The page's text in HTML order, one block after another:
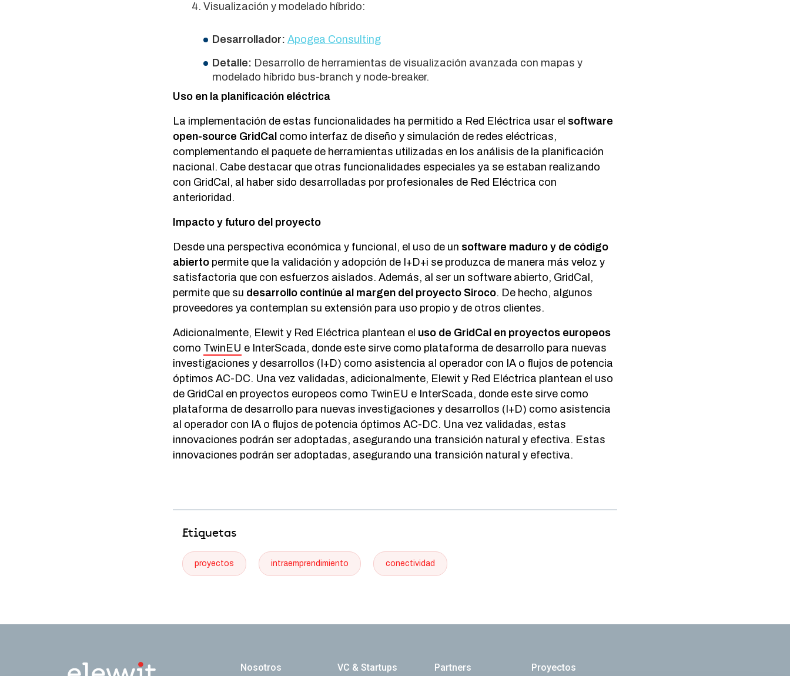
Visualización y modelado híbrido:
Desarrollador: Apogea Consulting
Detalle: Desarrollo de herramientas de visualización avanzada con mapas y
modelado híbrido bus-branch y node-breaker.
Uso en la planificación eléctrica
La implementación de estas funcionalidades ha permitido a Red Eléctrica usar el software
open-source GridCal como interfaz de diseño y simulación de redes eléctricas,
complementando el paquete de herramientas utilizadas en los análisis de la planificación
nacional. Cabe destacar que otras funcionalidades especiales ya se estaban realizando
con GridCal, al haber sido desarrolladas por profesionales de Red Eléctrica con
anterioridad.
Impacto y futuro del proyecto
Desde una perspectiva económica y funcional, el uso de un software maduro y de código
abierto permite que la validación y adopción de I+D+i se produzca de manera más veloz y
satisfactoria que con esfuerzos aislados. Además, al ser un software abierto, GridCal,
permite que su desarrollo continúe al margen del proyecto Siroco. De hecho, algunos
proveedores ya contemplan su extensión para uso propio y de otros clientes.
Adicionalmente, Elewit y Red Eléctrica plantean el uso de GridCal en proyectos europeos
como TwinEU e InterScada, donde este sirve como plataforma de desarrollo para nuevas
investigaciones y desarrollos (I+D) como asistencia al operador con IA o flujos de potencia
óptimos AC-DC. Una vez validadas, adicionalmente, Elewit y Red Eléctrica plantean el uso
de GridCal en proyectos europeos como TwinEU e InterScada, donde este sirve como
plataforma de desarrollo para nuevas investigaciones y desarrollos (I+D) como asistencia
al operador con IA o flujos de potencia óptimos AC-DC. Una vez validadas, estas
innovaciones podrán ser adoptadas, asegurando una transición natural y efectiva. Estas
innovaciones podrán ser adoptadas, asegurando una transición natural y efectiva.
Etiquetas
proyectos intraemprendimiento conectividad
Navegación principal
Nosotros VC & Startups Partners Proyectos